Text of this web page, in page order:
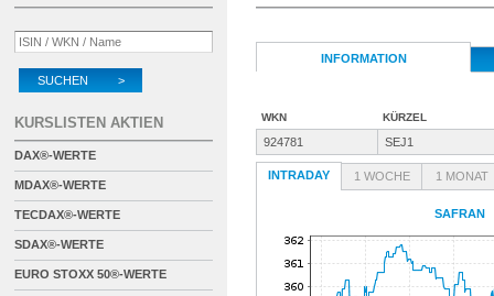
INFORMATION
WKN KÜRZEL
924781 SEJ1
INTRADAY 1 WOCHE 1 MONAT
SAFRAN
SUCHEN >
KURSLISTEN AKTIEN
DAX®-WERTE
MDAX®-WERTE
TECDAX®-WERTE
SDAX®-WERTE
EURO STOXX 50®-WERTE